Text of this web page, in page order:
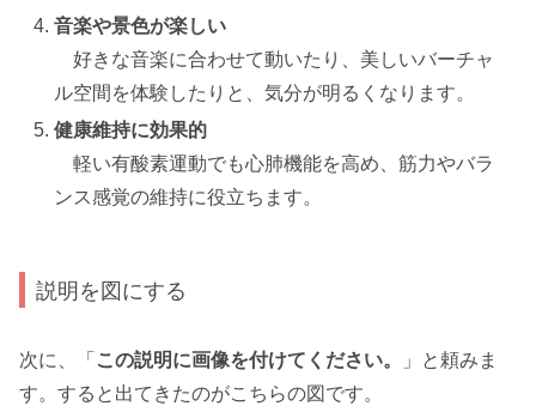
音楽や景色が楽しい
好きな音楽に合わせて動いたり、美しいバーチャ
ル空間を体験したりと、気分が明るくなります。
健康維持に効果的
軽い有酸素運動でも心肺機能を高め、筋力やバラ
ンス感覚の維持に役立ちます。
説明を図にする
次に、「 この説明に画像を付けてください。
」と頼みま
す。すると出てきたのがこちらの図です。